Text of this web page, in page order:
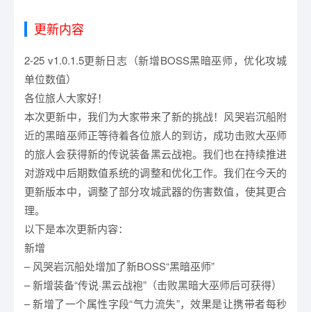
更新内容
2-25 v1.0.1.5更新日志（新增BOSS黑暗巫师，优化攻城
单位数值）
各位旅人大家好！
本次更新中，我们为大家带来了新的挑战！风哭岩沉船附
近的黑暗巫师正等待着各位旅人的到访，成功击败大巫师
的旅人会获得新的传说装备黑云战袍。我们也在持续推进
对游戏中后期数值系统的调整和优化工作。我们在今天的
更新版本中，调整了部分攻城武器的伤害数值，使其更合
理。
以下是本次更新内容：
新增
– 风哭岩沉船处增加了新BOSS“黑暗巫师”
– 新增装备“传说·黑云战袍”（击败黑暗大巫师后可获得）
– 新增了一个属性字段“气力流失”，效果是让携带者每秒